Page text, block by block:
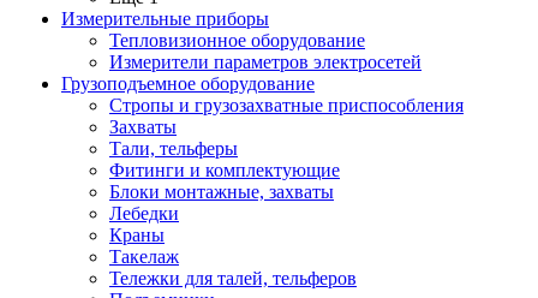
Измерительные приборы
Тепловизионное оборудование
Измерители параметров электросетей
Грузоподъемное оборудование
Стропы и грузозахватные приспособления
Захваты
Тали, тельферы
Фитинги и комплектующие
Блоки монтажные, захваты
Лебедки
Краны
Такелаж
Тележки для талей, тельферов